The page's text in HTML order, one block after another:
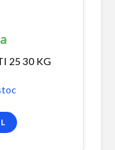
25 30 KG